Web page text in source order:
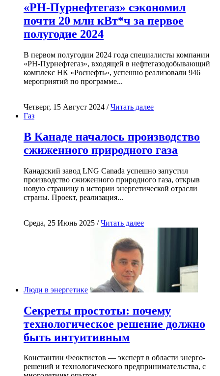
«РН-Пурнефтегаз» сэкономил
почти 20 млн кВт*ч за первое
полугодие 2024
В первом полугодии 2024 года специалисты компании
«РН-Пурнефтегаз», входящей в нефтегазодобывающий
комплекс НК «Роснефть», успешно реализовали 946
мероприятий по программе...
Четверг, 15 Август 2024 /Читать далее
Газ
В Канаде началось производство
сжиженного природного газа
Канадский завод LNG Canada успешно запустил
производство сжиженного природного газа, открыв
новую страницу в истории энергетической отрасли
страны. Проект, реализация...
Среда, 25 Июнь 2025 /Читать далее
Люди в энергетике
Секреты простоты: почему
технологическое решение должно
быть интуитивным
Константин Феоктистов — эксперт в области энерго-
решений и технологического предпринимательства, с